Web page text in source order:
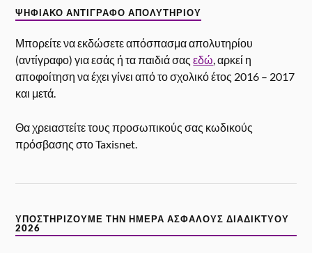
ΨΗΦΙΑΚΌ ΑΝΤΊΓΡΑΦΟ ΑΠΟΛΥΤΗΡΊΟΥ
Μπορείτε να εκδώσετε απόσπασμα απολυτηρίου
(αντίγραφο) για εσάς ή τα παιδιά σαςεδώ, αρκεί η
αποφοίτηση να έχει γίνει από το σχολικό έτος 2016 – 2017
και μετά.
Θα χρειαστείτε τους προσωπικούς σας κωδικούς
πρόσβασης στο Taxisnet.
ΥΠΟΣΤΗΡΊΖΟΥΜΕ ΤΗΝ ΗΜΈΡΑ ΑΣΦΑΛΟΎΣ ΔΙΑΔΙΚΤΎΟΥ
2026